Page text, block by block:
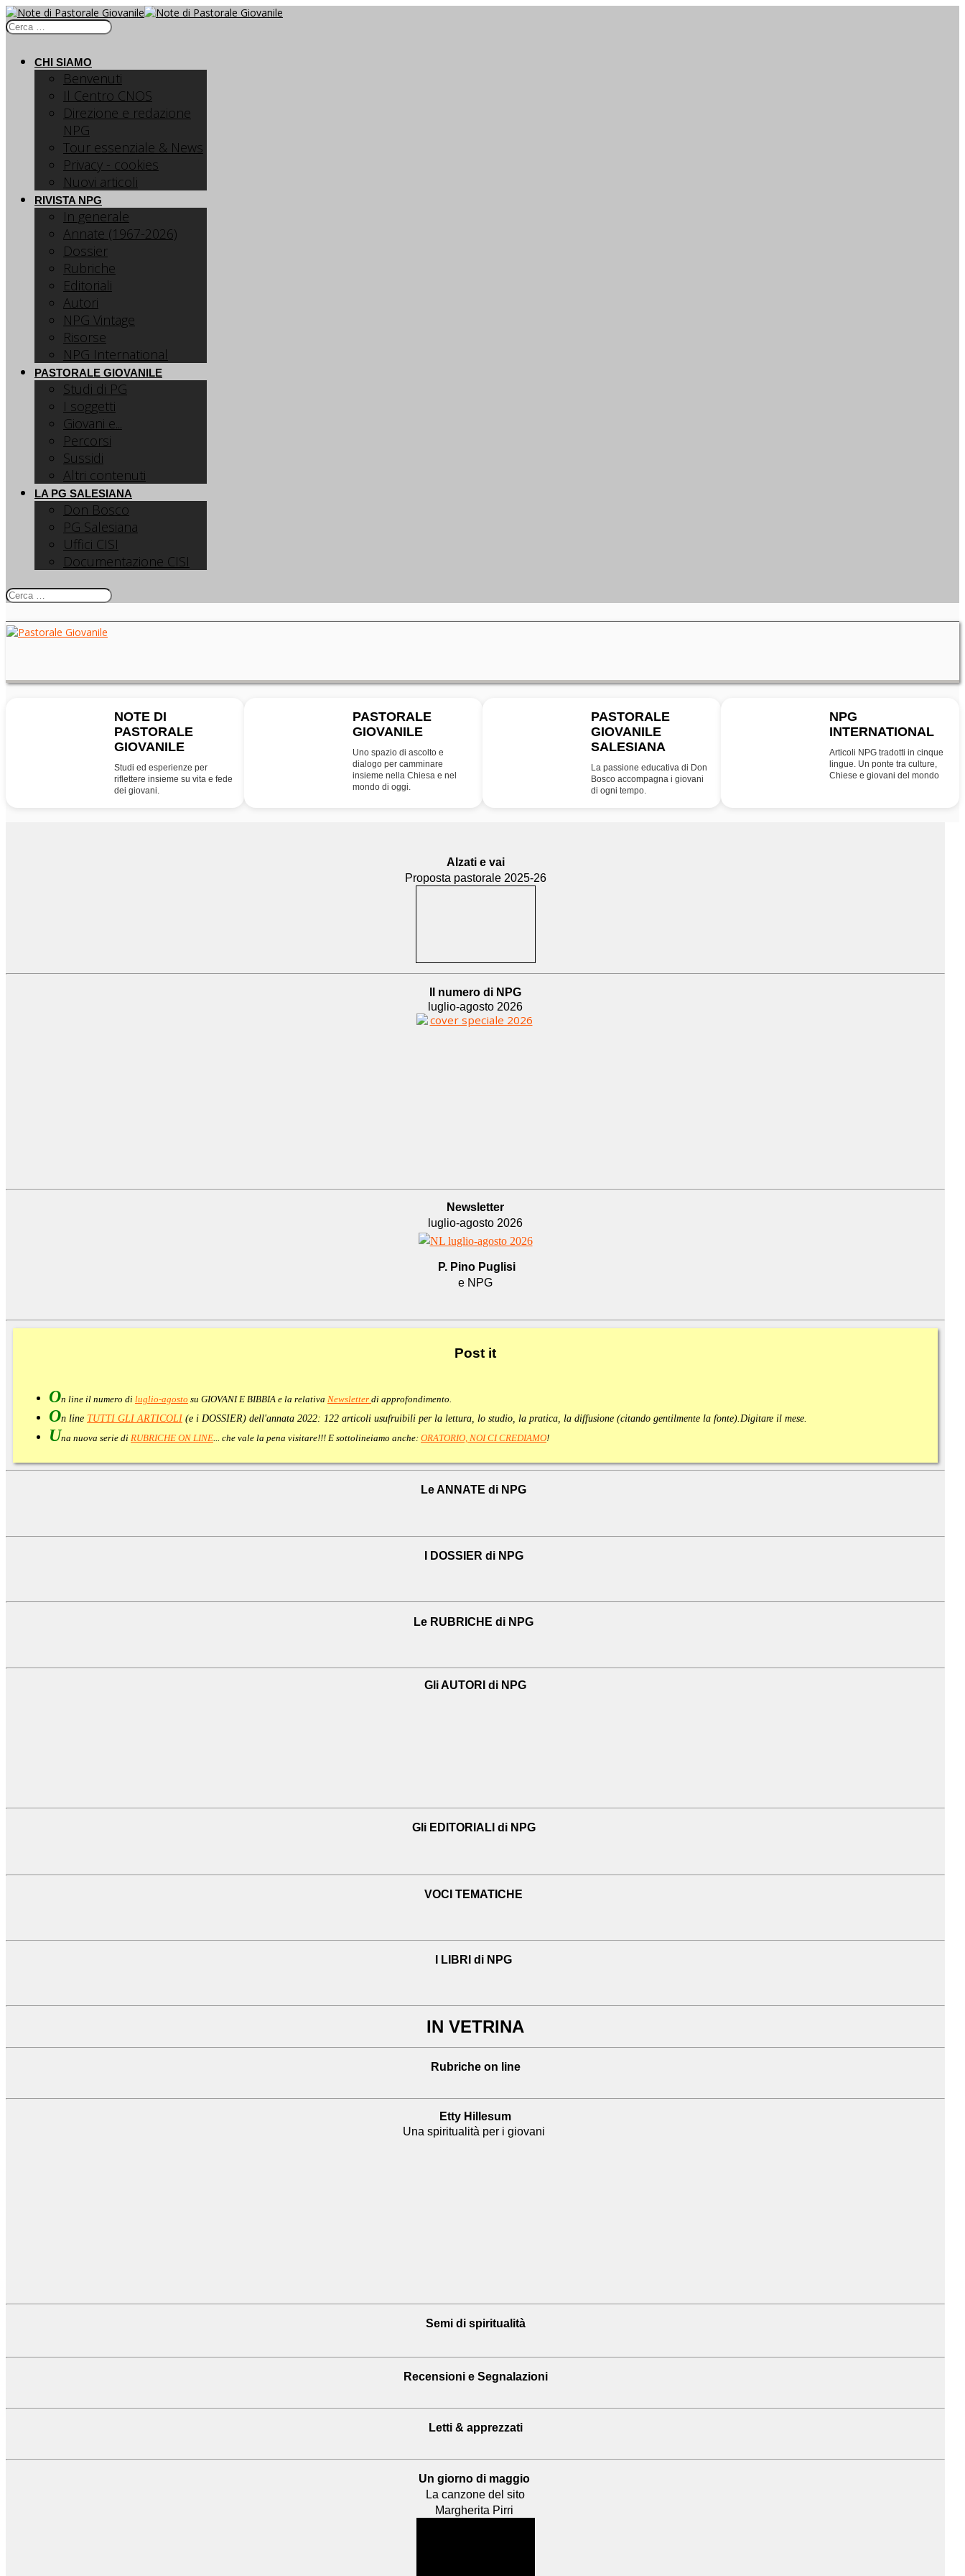
CHI SIAMO
Benvenuti
Il Centro CNOS
Direzione e redazione
NPG
Tour essenziale & News
Privacy - cookies
Nuovi articoli
RIVISTA NPG
In generale
Annate (1967-2026)
Dossier
Rubriche
Editoriali
Autori
NPG Vintage
Risorse
NPG International
PASTORALE GIOVANILE
Studi di PG
I soggetti
Giovani e...
Percorsi
Sussidi
Altri contenuti
LA PG SALESIANA
Don Bosco
PG Salesiana
Uffici CISI
Documentazione CISI
NOTE DI
PASTORALE
GIOVANILE
Studi ed esperienze per
riflettere insieme su vita e fede
dei giovani.
PASTORALE
GIOVANILE
Uno spazio di ascolto e
dialogo per camminare
insieme nella Chiesa e nel
mondo di oggi.
PASTORALE
GIOVANILE
SALESIANA
La passione educativa di Don
Bosco accompagna i giovani
di ogni tempo.
NPG
INTERNATIONAL
Articoli NPG tradotti in cinque
lingue. Un ponte tra culture,
Chiese e giovani del mondo
Alzati e vai
Proposta pastorale 2025-26
Il numero di NPG
luglio-agosto 2026
Newsletter
luglio-agosto 2026
P. Pino Puglisi
e NPG
Post it
On line il numero di luglio-agosto su GIOVANI E BIBBIA e la relativa Newsletter di approfondimento
On line TUTTI GLI ARTICOLI (e i DOSSIER) dell'annata 2022: 122 articoli usufruibili per la lettura, lo studio, la pratica, la diffusione (citando gentilmente la fonte). Digitare il mese.
Una nuova serie di RUBRICHE ON LINE ... che vale la pena visitare!!! E sottolineiamo anche: ORATORIO, NOI CI CREDIAMO!
Le ANNATE di NPG
I DOSSIER di NPG
Le RUBRICHE di NPG
Gli AUTORI di NPG
Gli EDITORIALI di NPG
VOCI TEMATICHE
I LIBRI di NPG
IN VETRINA
Rubriche on line
Etty Hillesum
Una spiritualità per i giovani
Semi di spiritualità
Recensioni e Segnalazioni
Letti & apprezzati
Un giorno di maggio
La canzone del sito
Margherita Pirri